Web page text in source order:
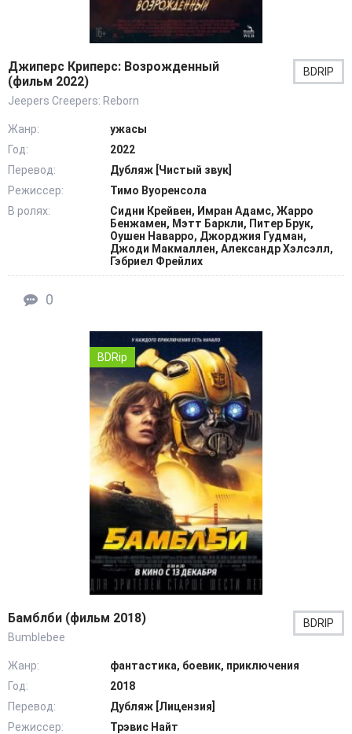
Джиперс Криперс: Возрожденный
(фильм 2022)
Jeepers Creepers: Reborn
BDRIP
Жанр:
ужасы
Год:
2022
Перевод:
Дубляж [Чистый звук]
Режиссер:
Тимо Вуоренсола
В ролях:
Сидни Крейвен, Имран Адамс, Жарро
Бенжамен, Мэтт Баркли, Питер Брук,
Оушен Наварро, Джорджия Гудман,
Джоди Макмаллен, Александр Хэлсэлл,
Гэбриел Фрейлих
0
BDRip
Бамблби (фильм 2018)
Bumblebee
BDRIP
Жанр:
фантастика, боевик, приключения
Год:
2018
Перевод:
Дубляж [Лицензия]
Режиссер:
Трэвис Найт